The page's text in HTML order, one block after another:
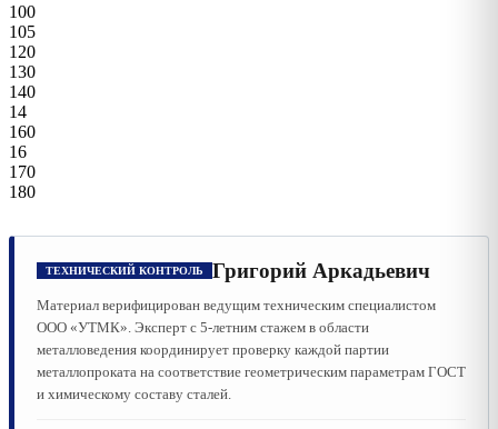
100
105
120
130
140
14
160
16
170
180
ТЕХНИЧЕСКИЙ КОНТРОЛЬ Григорий Аркадьевич
Материал верифицирован ведущим техническим специалистом
ООО «УТМК». Эксперт с 5-летним стажем в области
металловедения координирует проверку каждой партии
металлопроката на соответствие геометрическим параметрам ГОСТ
и химическому составу сталей.